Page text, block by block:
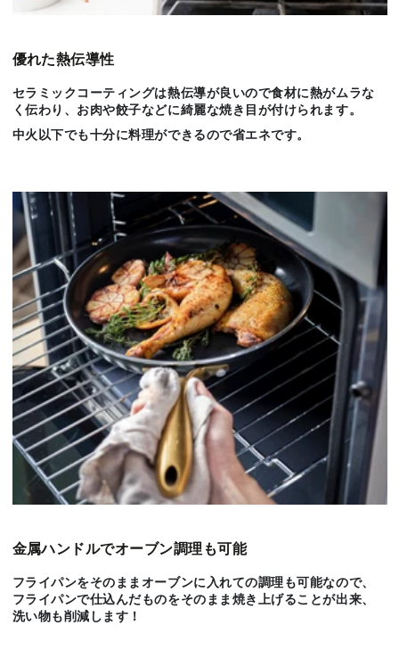
優れた熱伝導性
セラミックコーティングは熱伝導が良いので食材に熱がムラな
く伝わり、お肉や餃子などに綺麗な焼き目が付けられます。
中火以下でも十分に料理ができるので省エネです。
金属ハンドルでオーブン調理も可能
フライパンをそのままオーブンに入れての調理も可能なので、
フライパンで仕込んだものをそのまま焼き上げることが出来、
洗い物も削減します！